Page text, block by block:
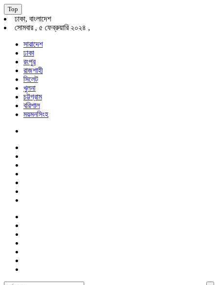
Top
ঢাকা, বাংলাদেশ
সোমবার , ৫ ফেব্রুয়ারি ২০২৪ ,
সারাদেশ
ঢাকা
রংপুর
রাজশাহী
সিলেট
খুলনা
চট্টগ্রাম
বরিশাল
ময়মনসিংহ